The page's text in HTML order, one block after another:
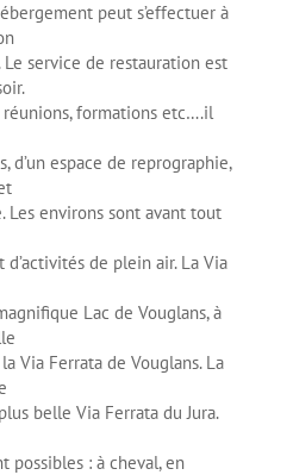
peut s’effectuer à
service de restauration est
formations etc….il
d’un espace de reprographie,
Les environs sont avant tout
de plein air. La Via
Lac de Vouglans, à
Via Ferrata de Vouglans. La
belle Via Ferrata du Jura.
possibles : à cheval, en